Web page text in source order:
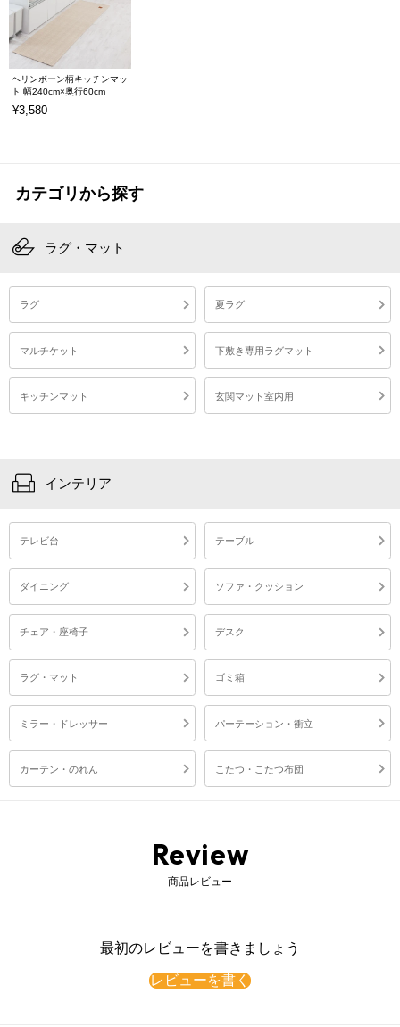
ヘリンボーン柄キッチンマッ
ト 幅240cm×奥行60cm
¥3,580
カテゴリから探す
ラグ・マット
ラグ 夏ラグ
マルチケット 下敷き専用ラグマット
キッチンマット 玄関マット室内用
インテリア
テレビ台 テーブル
ダイニング ソファ・クッション
チェア・座椅子 デスク
ラグ・マット ゴミ箱
ミラー・ドレッサー パーテーション・衝立
カーテン・のれん こたつ・こたつ布団
Review
商品レビュー
最初のレビューを書きましょう
レビューを書く